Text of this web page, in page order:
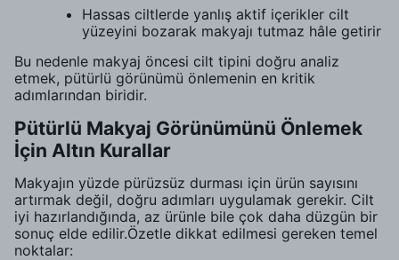
Hassas ciltlerde yanlış aktif içerikler cilt
yüzeyini bozarak makyajı tutmaz hâle getirir
Bu nedenle makyaj öncesi cilt tipini doğru analiz
etmek, pütürlü görünümü önlemenin en kritik
adımlarından biridir.
Pütürlü Makyaj Görünümünü Önlemek
İçin Altın Kurallar
Makyajın yüzde pürüzsüz durması için ürün sayısını
artırmak değil, doğru adımları uygulamak gerekir. Cilt
iyi hazırlandığında, az ürünle bile çok daha düzgün bir
sonuç elde edilir.Özetle dikkat edilmesi gereken temel
noktalar: